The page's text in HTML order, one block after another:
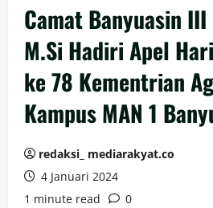
Camat Banyuasin III
M.Si Hadiri Apel
ke 78 Kementrian
Kampus MAN 1
redaksi_ mediarakyat.co
4 Januari 2024
1 minute read
0